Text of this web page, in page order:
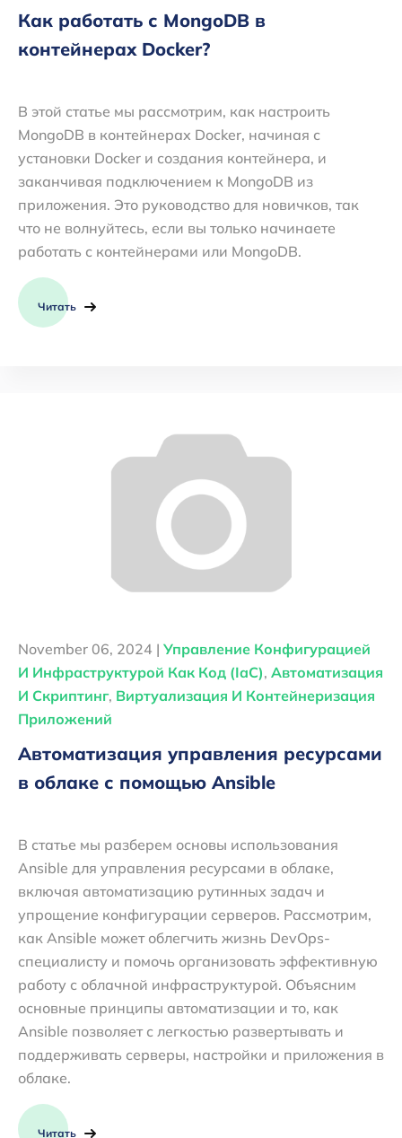
Как работать с MongoDB в
контейнерах Docker?
В этой статье мы рассмотрим, как настроить
MongoDB в контейнерах Docker, начиная с
установки Docker и создания контейнера, и
заканчивая подключением к MongoDB из
приложения. Это руководство для новичков, так
что не волнуйтесь, если вы только начинаете
работать с контейнерами или MongoDB.
Читать
November 06, 2024 | Управление Конфигурацией
И Инфраструктурой Как Код (IaC), Автоматизация
И Скриптинг, Виртуализация И Контейнеризация
Приложений
Автоматизация управления ресурсами
в облаке с помощью Ansible
В статье мы разберем основы использования
Ansible для управления ресурсами в облаке,
включая автоматизацию рутинных задач и
упрощение конфигурации серверов. Рассмотрим,
как Ansible может облегчить жизнь DevOps-
специалисту и помочь организовать эффективную
работу с облачной инфраструктурой. Объясним
основные принципы автоматизации и то, как
Ansible позволяет с легкостью развертывать и
поддерживать серверы, настройки и приложения в
облаке.
Читать